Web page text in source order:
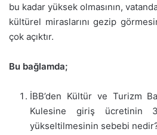
bu kadar yüksek olmasının,
kültürel miraslarını gezip
çok açıktır.
Bu bağlamda;
İBB’den Kültür ve Turizm
Kulesine giriş ücretinin
yükseltilmesinin sebebi